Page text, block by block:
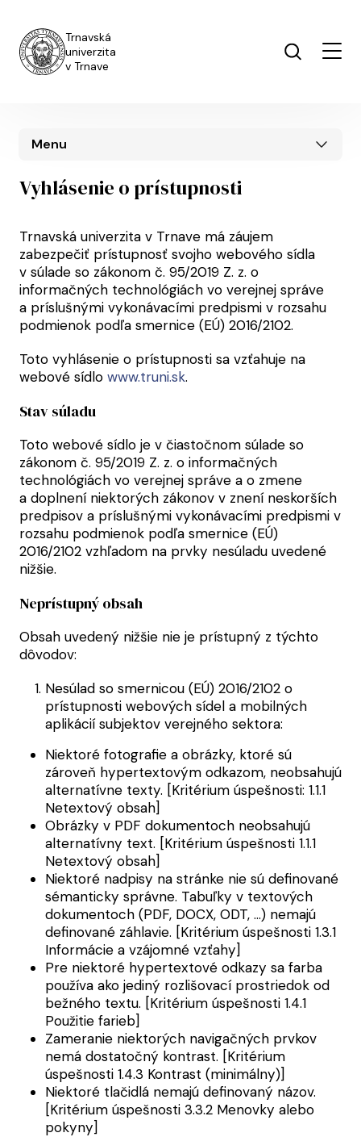
Trnavská
univerzita
v Trnave
Vyhlásenie o prístupnosti
Trnavská univerzita v Trnave má záujem
zabezpečiť prístupnosť svojho webového sídla
v súlade so zákonom č. 95/2019 Z. z. o
informačných technológiách vo verejnej správe
a príslušnými vykonávacími predpismi v rozsahu
podmienok podľa smernice (EÚ) 2016/2102.
Toto vyhlásenie o prístupnosti sa vzťahuje na
webové sídlo www.truni.sk.
Stav súladu
Toto webové sídlo je v čiastočnom súlade so
zákonom č. 95/2019 Z. z. o informačných
technológiách vo verejnej správe a o zmene
a doplnení niektorých zákonov v znení neskorších
predpisov a príslušnými vykonávacími predpismi v
rozsahu podmienok podľa smernice (EÚ)
2016/2102 vzhľadom na prvky nesúladu uvedené
nižšie.
Neprístupný obsah
Obsah uvedený nižšie nie je prístupný z týchto
dôvodov:
Nesúlad so smernicou (EÚ) 2016/2102 o
prístupnosti webových sídel a mobilných
aplikácií subjektov verejného sektora:
Niektoré fotografie a obrázky, ktoré sú
zároveň hypertextovým odkazom, neobsahujú
alternatívne texty. [Kritérium úspešnosti: 1.1.1
Netextový obsah]
Obrázky v PDF dokumentoch neobsahujú
alternatívny text. [Kritérium úspešnosti 1.1.1
Netextový obsah]
Niektoré nadpisy na stránke nie sú definované
sémanticky správne. Tabuľky v textových
dokumentoch (PDF, DOCX, ODT, …) nemajú
definované záhlavie. [Kritérium úspešnosti 1.3.1
Informácie a vzájomné vzťahy]
Pre niektoré hypertextové odkazy sa farba
používa ako jediný rozlišovací prostriedok od
bežného textu. [Kritérium úspešnosti 1.4.1
Použitie farieb]
Zameranie niektorých navigačných prvkov
nemá dostatočný kontrast. [Kritérium
úspešnosti 1.4.3 Kontrast (minimálny)]
Niektoré tlačidlá nemajú definovaný názov.
[Kritérium úspešnosti 3.3.2 Menovky alebo
pokyny]
Menu